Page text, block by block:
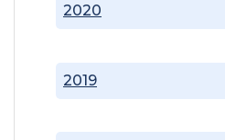
2019
2020